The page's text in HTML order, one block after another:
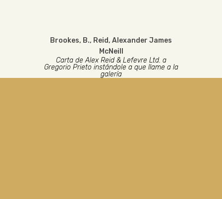
Brookes, B., Reid, Alexander James
McNeill
Carta de Alex Reid & Lefevre Ltd. a
Gregorio Prieto instándole a que llame a la
galería